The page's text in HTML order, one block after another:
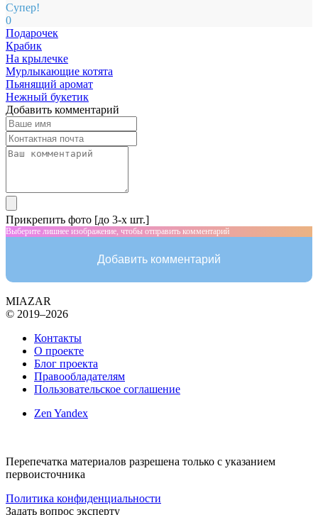
Супер!
0
Подарочек
Крабик
На крылечке
Мурлыкающие котята
Пьянящий аромат
Нежный букетик
Добавить комментарий
Прикрепить фото [до 3-х шт.]
Выберите лишнее изображение, чтобы отправить комментарий
Добавить комментарий
MIAZAR
© 2019–2026
Контакты
О проекте
Блог проекта
Правообладателям
Пользовательское соглашение
Zen Yandex
Перепечатка материалов разрешена только с указанием
первоисточника
Политика конфиденциальности
Задать вопрос эксперту